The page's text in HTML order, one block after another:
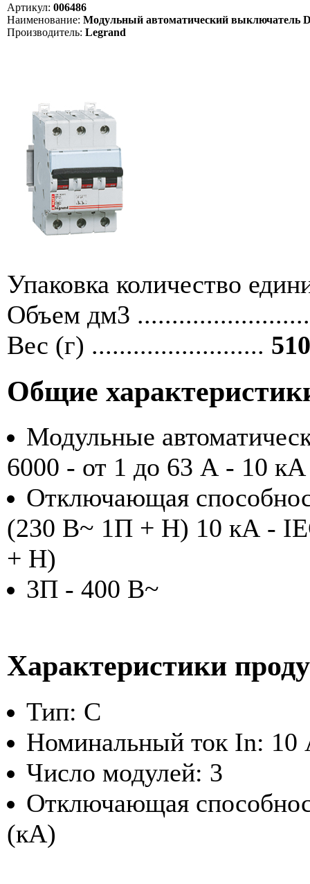
Артикул: 006486
Наименование: Модульный автоматический выключатель
Производитель: Legrand
Упаковка количество
Объем дм3
Вес (г) .........................
Общие
Модульные
6000 - от 1 до 63 А - 10
Отключающая
(230 В~ 1П + Н) 10 кА -
+ Н)
3П - 400 В~
Характеристики
Тип: C
Номинальный ток In: 10
Число модулей: 3
Отключающая
(кА)